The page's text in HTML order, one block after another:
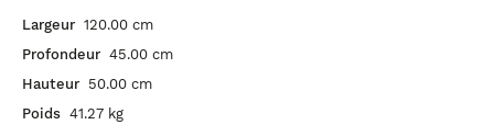
Largeur 120.00 cm
Profondeur 45.00 cm
Hauteur 50.00 cm
Poids 41.27 kg